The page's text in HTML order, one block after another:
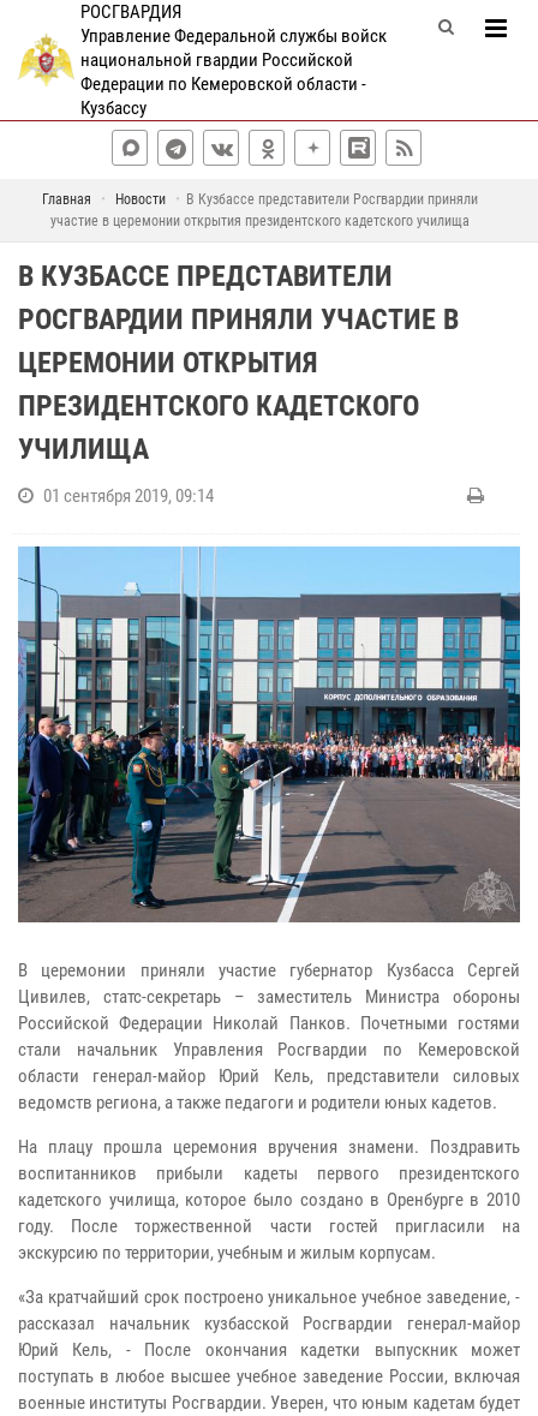
РОСГВАРДИЯ
Управление Федеральной службы войск
национальной гвардии Российской
Федерации по Кемеровской области -
Кузбассу
Главная Новости
В Кузбассе представители Росгвардии приняли
участие в церемонии открытия президентского кадетского училища
В КУЗБАССЕ ПРЕДСТАВИТЕЛИ
РОСГВАРДИИ ПРИНЯЛИ УЧАСТИЕ В
ЦЕРЕМОНИИ ОТКРЫТИЯ
ПРЕЗИДЕНТСКОГО КАДЕТСКОГО
УЧИЛИЩА
01 сентября 2019, 09:14
В церемонии приняли участие губернатор Кузбасса Сергей
Цивилев, статс-секретарь – заместитель Министра обороны
Российской Федерации Николай Панков. Почетными гостями
стали начальник Управления Росгвардии по Кемеровской
области генерал-майор Юрий Кель, представители силовых
ведомств региона, а также педагоги и родители юных кадетов.
На плацу прошла церемония вручения знамени. Поздравить
воспитанников прибыли кадеты первого президентского
кадетского училища, которое было создано в Оренбурге в 2010
году. После торжественной части гостей пригласили на
экскурсию по территории, учебным и жилым корпусам.
«За кратчайший срок построено уникальное учебное заведение, -
рассказал начальник кузбасской Росгвардии генерал-майор
Юрий Кель, - После окончания кадетки выпускник может
поступать в любое высшее учебное заведение России, включая
военные институты Росгвардии. Уверен, что юным кадетам будет